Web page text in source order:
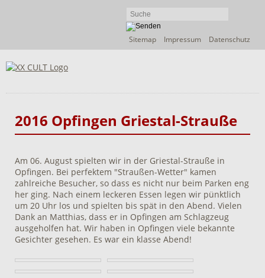
Navigation
Sitemap Impressum Datenschutz
2016 Opfingen Griestal-Strauße
Am 06. August spielten wir in der Griestal-Strauße in
Opfingen. Bei perfektem "Straußen-Wetter" kamen
zahlreiche Besucher, so dass es nicht nur beim Parken eng
her ging. Nach einem leckeren Essen legen wir pünktlich
um 20 Uhr los und spielten bis spät in den Abend. Vielen
Dank an Matthias, dass er in Opfingen am Schlagzeug
ausgeholfen hat. Wir haben in Opfingen viele bekannte
Gesichter gesehen. Es war ein klasse Abend!